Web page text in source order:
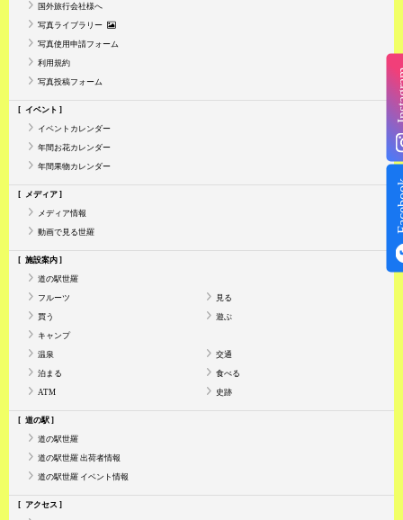
国外旅行会社様へ
写真ライブラリー
写真使用申請フォーム
利用規約
写真投稿フォーム
イベント
イベントカレンダー
年間お花カレンダー
年間果物カレンダー
メディア
メディア情報
動画で見る世羅
施設案内
道の駅世羅
フルーツ 見る
買う 遊ぶ
キャンプ
温泉 交通
泊まる 食べる
ATM 史跡
道の駅
道の駅世羅
道の駅世羅 出荷者情報
道の駅世羅 イベント情報
アクセス